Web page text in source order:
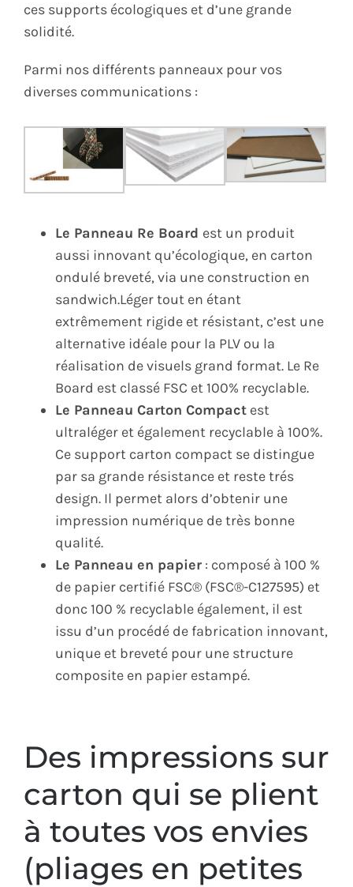
ces supports écologiques et d’une grande
solidité.
Parmi nos différents panneaux pour vos
diverses communications :
Le Panneau Re Board est un produit
aussi innovant qu’écologique, en carton
ondulé breveté, via une construction en
sandwich.Léger tout en étant
extrêmement rigide et résistant, c’est une
alternative idéale pour la PLV ou la
réalisation de visuels grand format. Le Re
Board est classé FSC et 100% recyclable.
Le Panneau Carton Compact est
ultraléger et également recyclable à 100%.
Ce support carton compact se distingue
par sa grande résistance et reste trés
design. Il permet alors d’obtenir une
impression numérique de très bonne
qualité.
Le Panneau en papier : composé à 100 %
de papier certifié FSC® (FSC®-C127595) et
donc 100 % recyclable également, il est
issu d’un procédé de fabrication innovant,
unique et breveté pour une structure
composite en papier estampé.
Des impressions sur
carton qui se plient
à toutes vos envies
(pliages en petites